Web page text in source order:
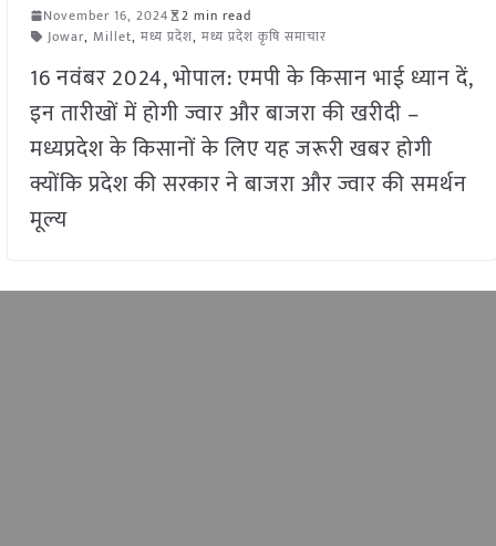
November 16, 2024
2 min read
Jowar, Millet, मध्य प्रदेश, मध्य प्रदेश कृषि समाचार
16 नवंबर 2024, भोपाल: एमपी के किसान भाई ध्यान दें,
इन तारीखों में होगी ज्वार और बाजरा की खरीदी –
मध्यप्रदेश के किसानों के लिए यह जरूरी खबर होगी
क्योंकि प्रदेश की सरकार ने बाजरा और ज्वार की समर्थन
मूल्य